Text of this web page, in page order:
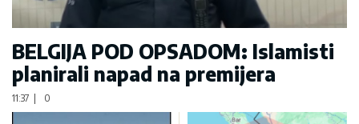
BELGIJA POD OPSADOM: Islamisti
planirali napad na premijera
11:37 0